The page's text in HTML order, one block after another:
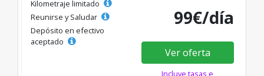
Kilometraje limitado
Reunirse y Saludar
Depósito en efectivo
aceptado
99€/día
Ver oferta
Incluye tasas e